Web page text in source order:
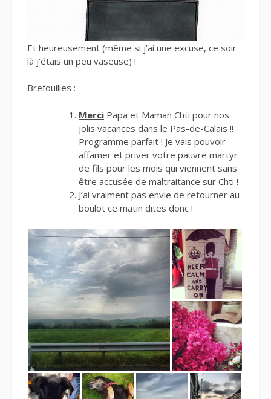
Et heureusement (même si j’ai une excuse, ce soir
là j’étais un peu vaseuse) !
Brefouilles :
Merci Papa et Maman Chti pour nos
jolis vacances dans le Pas-de-Calais !!
Programme parfait ! Je vais pouvoir
affamer et priver votre pauvre martyr
de fils pour les mois qui viennent sans
être accusée de maltraitance sur Chti !
J’ai vraiment pas envie de retourner au
boulot ce matin dites donc !